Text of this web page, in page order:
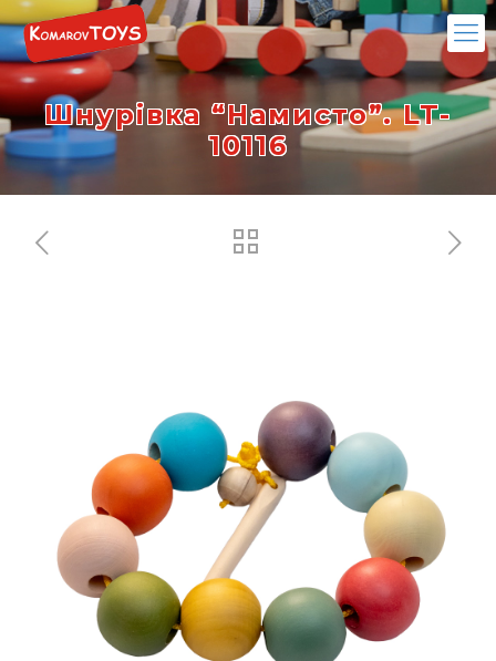
Шнурівка “Намисто”. LT-
10116